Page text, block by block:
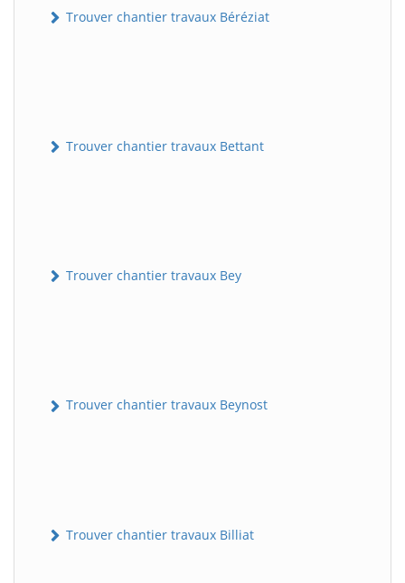
Trouver chantier travaux Béréziat
Trouver chantier travaux Bettant
Trouver chantier travaux Bey
Trouver chantier travaux Beynost
Trouver chantier travaux Billiat